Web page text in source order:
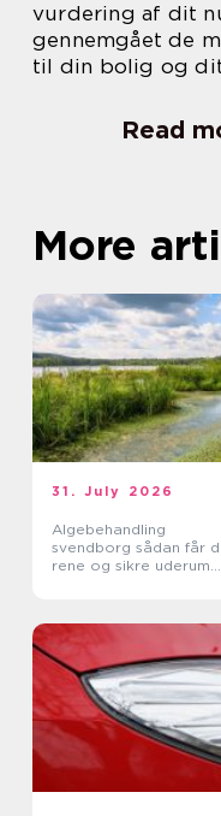
vurdering af dit
gennemgået de
til din bolig og
Read
More
31. July 2026
Algebehandling
svendborg sådan får du
rene og sikre uderum